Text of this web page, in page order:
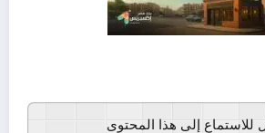
إلى هذا المحتوى